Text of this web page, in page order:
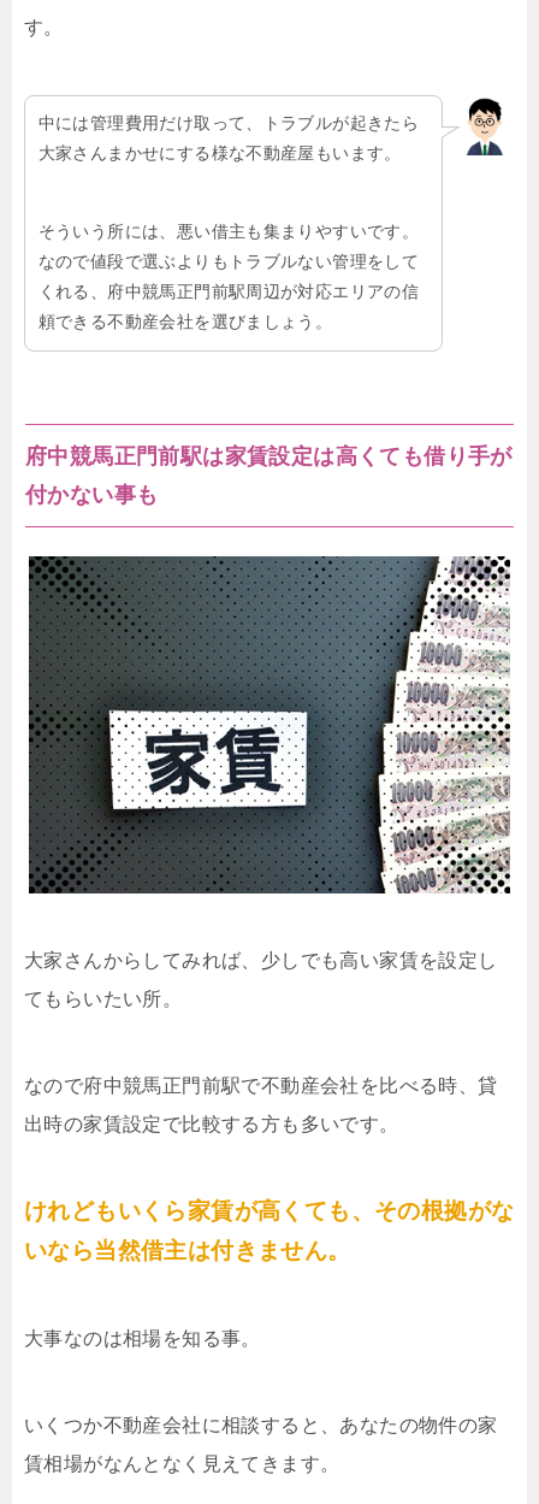
す。
中には管理費用だけ取って、トラブルが起きたら
大家さんまかせにする様な不動産屋もいます。
そういう所には、悪い借主も集まりやすいです。
なので値段で選ぶよりもトラブルない管理をして
くれる、府中競馬正門前駅周辺が対応エリアの信
頼できる不動産会社を選びましょう。
府中競馬正門前駅は家賃設定は高くても借り手が
付かない事も
大家さんからしてみれば、少しでも高い家賃を設定し
てもらいたい所。
なので府中競馬正門前駅で不動産会社を比べる時、貸
出時の家賃設定で比較する方も多いです。
けれどもいくら家賃が高くても、その根拠がな
いなら当然借主は付きません。
大事なのは相場を知る事。
いくつか不動産会社に相談すると、あなたの物件の家
賃相場がなんとなく見えてきます。